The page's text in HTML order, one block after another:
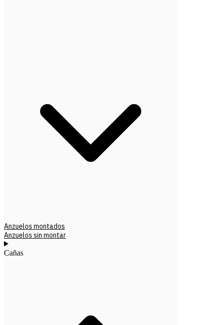
Anzuelos montados
Anzuelos sin montar
Cañas